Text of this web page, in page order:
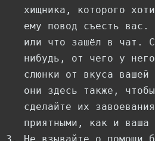
хищника, которого
ему повод съесть вас.
или что зашёл в чат.
нибудь, от чего у
слюнки от вкуса
они здесь также,
сделайте их
приятными, как и ваша